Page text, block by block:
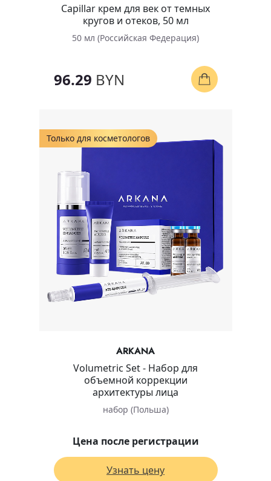
Capillar крем для век от темных
кругов и отеков, 50 мл
50 мл (Российская Федерация)
96.29 BYN
Только для косметологов
ARKANA
Volumetric Set - Набор для
объемной коррекции
архитектуры лица
набор (Польша)
Цена после регистрации
Узнать цену